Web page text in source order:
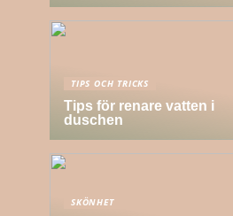
TIPS OCH TRICKS
Tips för renare vatten i
duschen
SKÖNHET